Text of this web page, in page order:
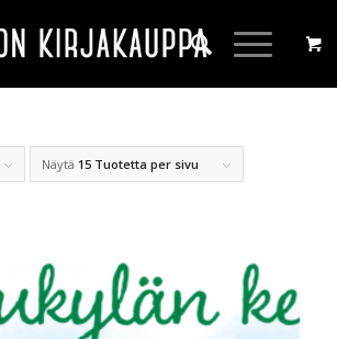
Näytä 15 Tuotetta per sivu